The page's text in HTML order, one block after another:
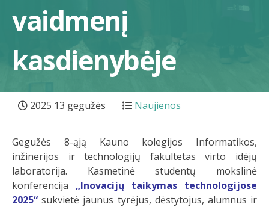
vaidmenį
kasdienybėje
2025 13 gegužės Naujienos
Gegužės 8-ąją Kauno kolegijos Informatikos,
inžinerijos ir technologijų fakultetas virto idėjų
laboratorija. Kasmetinė studentų mokslinė
konferencija
„Inovacijų taikymas technologijose
2025“ sukvietė jaunus tyrėjus, dėstytojus, alumnus ir